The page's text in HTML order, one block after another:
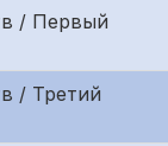
/ Первый
/ Третий